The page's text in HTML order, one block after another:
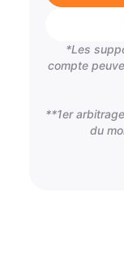
*Les
compte
**1er
du